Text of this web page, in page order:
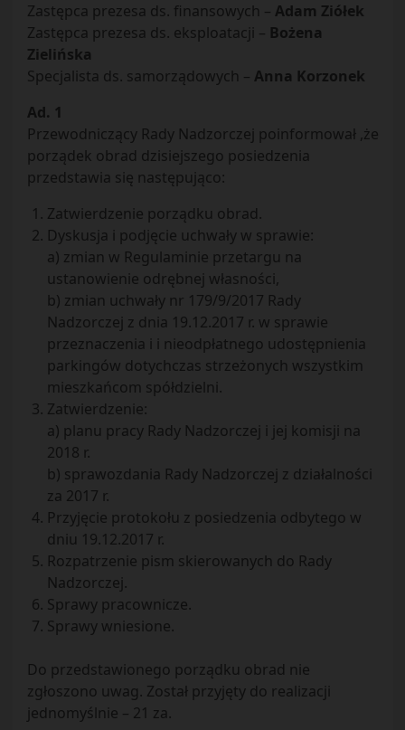
Zastępca prezesa ds. finansowych – Adam Ziółek
Zastępca prezesa ds. eksploatacji – Bożena
Zielińska
Specjalista ds. samorządowych – Anna Korzonek
Ad. 1
Przewodniczący Rady Nadzorczej poinformował ,że
porządek obrad dzisiejszego posiedzenia
przedstawia się następująco:
Zatwierdzenie porządku obrad.
Dyskusja i podjęcie uchwały w sprawie:
a) zmian w Regulaminie przetargu na
ustanowienie odrębnej własności,
b) zmian uchwały nr 179/9/2017 Rady
Nadzorczej z dnia 19.12.2017 r. w sprawie
przeznaczenia i i nieodpłatnego udostępnienia
parkingów dotychczas strzeżonych wszystkim
mieszkańcom spółdzielni.
Zatwierdzenie:
a) planu pracy Rady Nadzorczej i jej komisji na
2018 r.
b) sprawozdania Rady Nadzorczej z działalności
za 2017 r.
Przyjęcie protokołu z posiedzenia odbytego w
dniu 19.12.2017 r.
Rozpatrzenie pism skierowanych do Rady
Nadzorczej.
Sprawy pracownicze.
Sprawy wniesione.
Do przedstawionego porządku obrad nie
zgłoszono uwag. Został przyjęty do realizacji
jednomyślnie – 21 za.